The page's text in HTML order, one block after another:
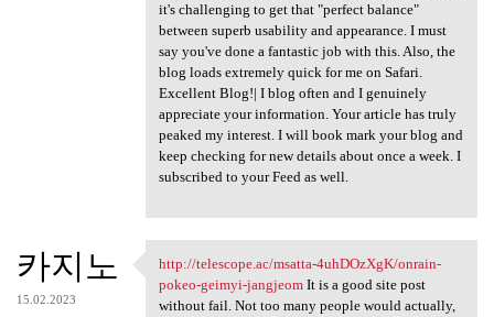
it's challenging to get that "perfect balance"
between superb usability and appearance. I must
say you've done a fantastic job with this. Also, the
blog loads extremely quick for me on Safari.
Excellent Blog!| I blog often and I genuinely
appreciate your information. Your article has truly
peaked my interest. I will book mark your blog and
keep checking for new details about once a week. I
subscribed to your Feed as well.
카지노
15.02.2023
http://telescope.ac/msatta
http://telescope.ac/msatta-4uhDOzXgK/onrain-
pokeo-geimyi-jangjeomIt is a good site post
without fail. Not too many people would actually,